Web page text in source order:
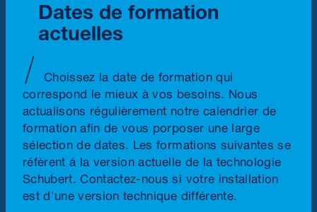
Dates de formation
actuelles
Choissez la date de formation qui
correspond le mieux à vos besoins. Nous
actualisons régulièrement notre calendrier de
formation afin de vous porposer une large
sélection de dates. Les formations suivantes se
réfèrent á la version actuelle de la technologie
Schubert. Contactez-nous si votre installation
est d'une version technique différente.